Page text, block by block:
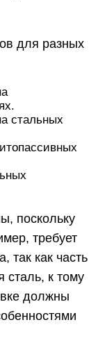
для разных
стальных
поскольку
требует
так как часть
сталь, к тому
должны